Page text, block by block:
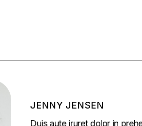
JENNY JENSEN
Duis aute iruret dolor in